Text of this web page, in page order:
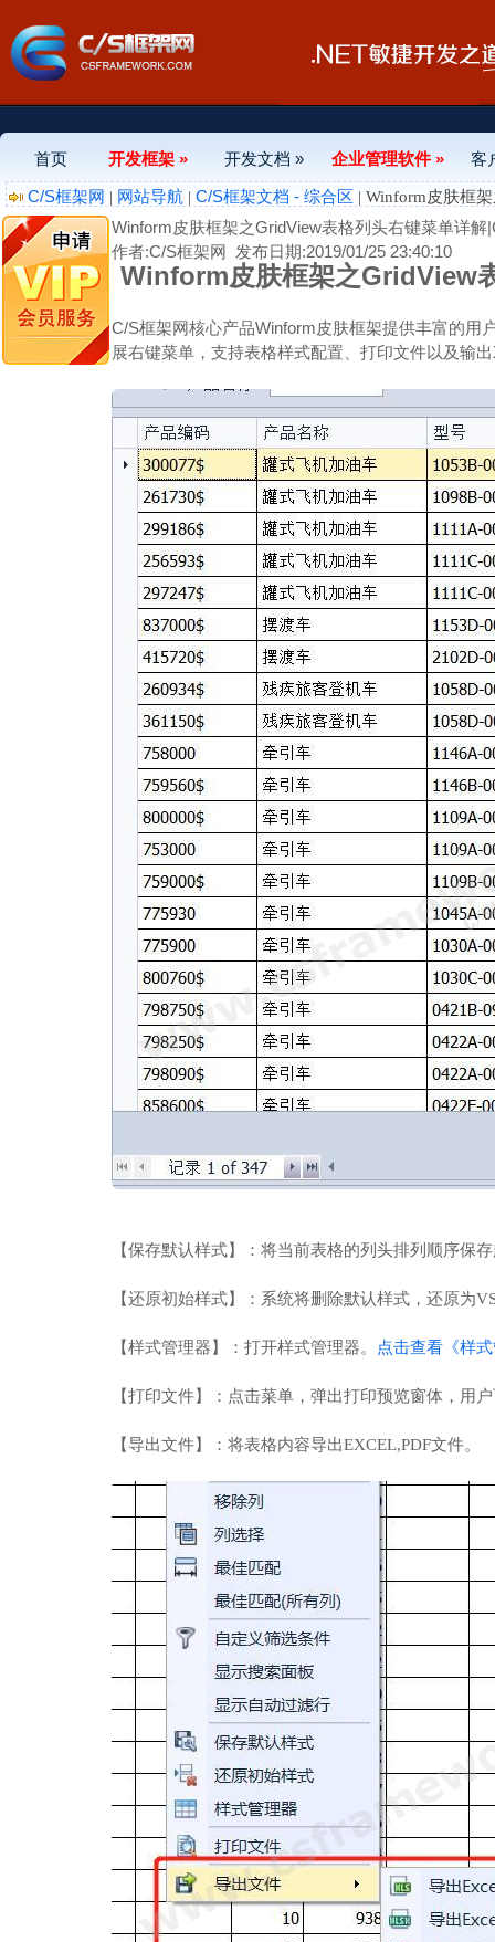
首页 开发框架 » 开发文档 » 企业管理软件 »
客
C/S框架网 | 网站导航 | C/S框架文档 - 综合区 | Winform皮肤框
Winform皮肤框架之GridView表格列头右键菜单详解
作者:C/S框架网 发布日期:2019/01/25 23:40:10
Winform皮肤框架之GridView
C/S框架网核心产品Winform皮肤框架提供丰富的用
展右键菜单，支持表格样式配置、打印文件以及输
【保存默认样式】：将当前表格的列头排列顺序保
【还原初始样式】：系统将删除默认样式，还原为
【样式管理器】：打开样式管理器。 点击查看《样
【打印文件】：点击菜单，弹出打印预览窗体，用
【导出文件】：将表格内容导出EXCEL,PDF文件。